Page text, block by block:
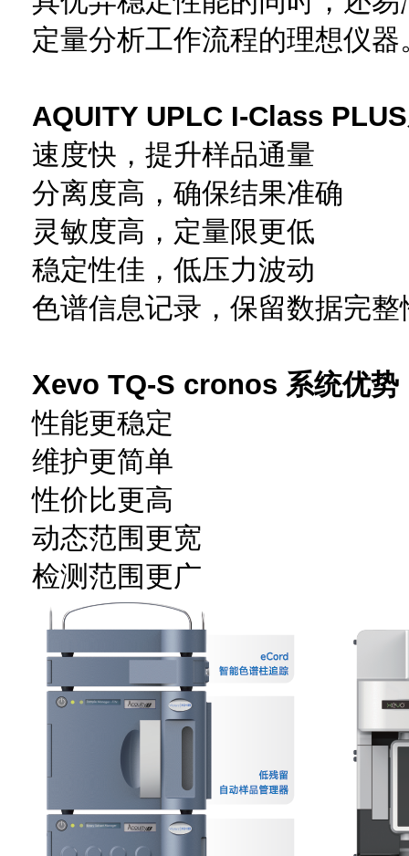
定量分析工作流程的理想仪器
AQUITY UPLC I-Class
速度快，提升样品通量
分离度高，确保结果准确
灵敏度高，定量限更低
稳定性佳，低压力波动
色谱信息记录，保留数据完整
Xevo TQ-S cronos 系统优势
性能更稳定
维护更简单
性价比更高
动态范围更宽
检测范围更广